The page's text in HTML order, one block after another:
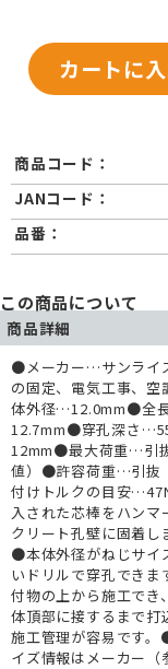
商品コード：
JANコード：
品番：
この商品について
商品詳細
●メーカー…サンライ
の固定、電気工事、
体外径…12.0mm●全
12.7mm●穿孔深さ
12mm●最大荷重…引
値）●許容荷重…引抜
付けトルクの目安
入された芯棒をハンマ
クリート孔壁に固着し
●本体外径がねじサイ
いドリルで穿孔でき
付物の上から施工で
体頂部に接するまで打
施工管理が容易です
イズ情報はメーカー（